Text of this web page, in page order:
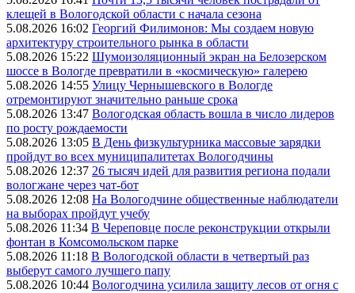
клещей в Вологодской области с начала сезона
5.08.2026 16:02 Георгий Филимонов: Мы создаем новую
архитектуру строительного рынка в области
5.08.2026 15:22 Шумоизоляционный экран на Белозерском
шоссе в Вологде превратили в «космическую» галерею
5.08.2026 14:55 Улицу Чернышевского в Вологде
отремонтируют значительно раньше срока
5.08.2026 13:47 Вологодская область вошла в число лидеров
по росту рождаемости
5.08.2026 13:05 В День физкультурника массовые зарядки
пройдут во всех муниципалитетах Вологодчины
5.08.2026 12:37 26 тысяч идей для развития региона подали
вологжане через чат-бот
5.08.2026 12:08 На Вологодчине общественные наблюдатели
на выборах пройдут учебу
5.08.2026 11:34 В Череповце после реконструкции открыли
фонтан в Комсомольском парке
5.08.2026 11:18 В Вологодской области в четвертый раз
выберут самого лучшего папу
5.08.2026 10:44 Вологодчина усилила защиту лесов от огня с